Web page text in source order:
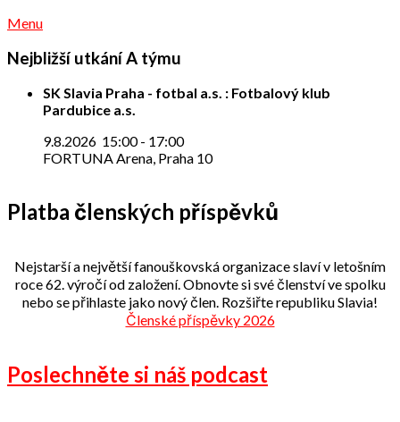
Menu
Nejbližší utkání A týmu
SK Slavia Praha - fotbal a.s. : Fotbalový klub
Pardubice a.s.
9.8.2026 15:00- 17:00
FORTUNA Arena, Praha 10
Platba členských příspěvků
Nejstarší a největší fanouškovská organizace slaví v letošním
roce 62. výročí od založení. Obnovte si své členství ve spolku
nebo se přihlaste jako nový člen. Rozšiřte republiku Slavia!
Členské příspěvky 2026
Poslechněte si náš podcast